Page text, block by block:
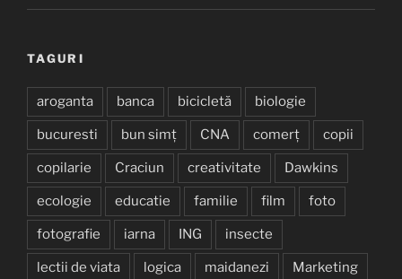
TAGURI
aroganta banca bicicletă biologie
bucuresti bun simț CNA comerț copii
copilarie Craciun creativitate Dawkins
ecologie educatie familie film foto
fotografie iarna ING insecte
lectii de viata logica maidanezi Marketing